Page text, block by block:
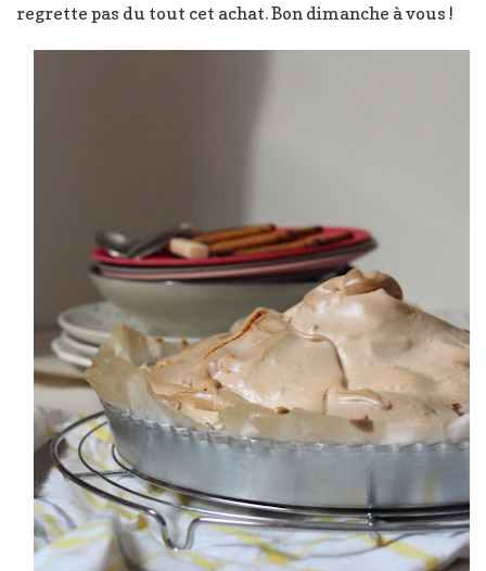
regrette pas du tout cet achat. Bon dimanche à vous !